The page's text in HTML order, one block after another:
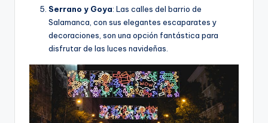
Serrano y Goya: Las calles del barrio de
Salamanca, con sus elegantes escaparates y
decoraciones, son una opción fantástica para
disfrutar de las luces navideñas.